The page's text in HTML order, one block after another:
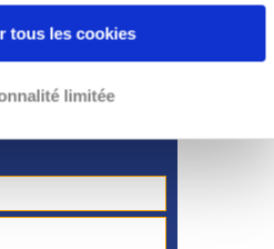
tous les cookies
limitée
SANS